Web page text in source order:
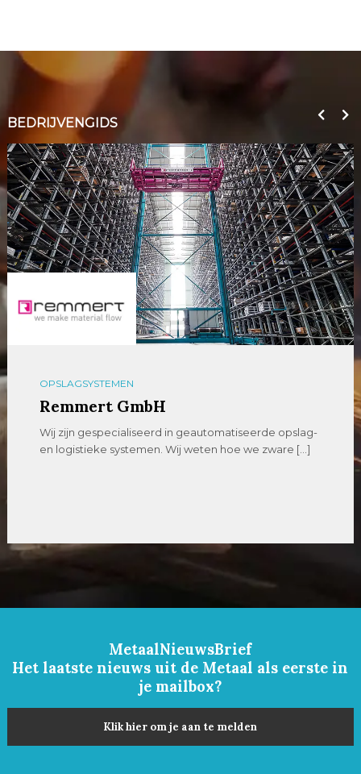
BEDRIJVENGIDS
OPSLAGSYSTEMEN
Remmert GmbH
Wij zijn gespecialiseerd in geautomatiseerde opslag-
en logistieke systemen. Wij weten hoe we zware […]
MetaalNieuwsBrief
Het laatste nieuws uit de Metaal als eerste in
je mailbox?
Klik hier om je aan te melden